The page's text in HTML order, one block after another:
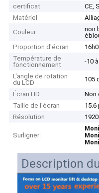
certificat
CE,
Matériel
Couleur
noir
Proportion d'écran
Température de
fonctionnement
-10
L'angle de rotation
du LCD
105
Écran HD
Non
Taille de l'écran
15.6
Résolution
Surligner:
Description